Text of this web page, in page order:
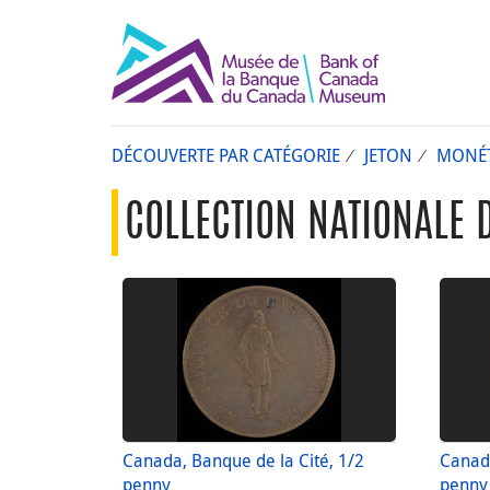
DÉCOUVERTE PAR CATÉGORIE JETON
COLLECTION NATIONALE
Canada, Banque de la Cité, 1/2
penny
penny